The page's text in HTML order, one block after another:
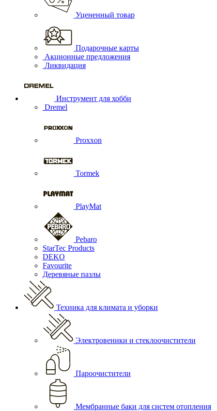
Уцененный товар
Подарочные карты
Акционные предложения
Ликвидация
Инструмент для хобби
Dremel
Proxxon
Tormek
PlayMat
Pebaro
StarTec Products
DEKO
Favourite
Деревяные пазлы
Техника для климата и уборки
Электровеники и стеклоочистители
Пароочистители
Мембранные баки для систем отопления